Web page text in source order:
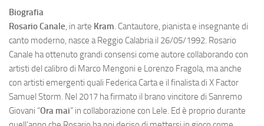
Biografia
Rosario Canale, in arte Kram. Cantautore, pianista e insegnante di
canto moderno, nasce a Reggio Calabria il 26/05/1992. Rosario
Canale ha ottenuto grandi consensi come autore collaborando con
artisti del calibro di Marco Mengoni e Lorenzo Fragola, ma anche
con artisti emergenti quali Federica Carta e il finalista di X Factor
Samuel Storm. Nel 2017 ha firmato il brano vincitore di Sanremo
Giovani “Ora mai” in collaborazione con Lele. Ed è proprio durante